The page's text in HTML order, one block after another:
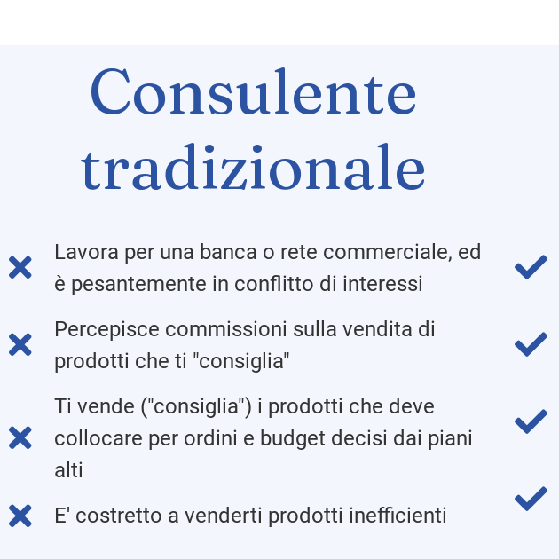
Consulente
tradizionale
Lavora per una banca o rete commerciale, ed
è pesantemente in conflitto di interessi
Percepisce commissioni sulla vendita di
prodotti che ti "consiglia"
Ti vende ("consiglia") i prodotti che deve
collocare per ordini e budget decisi dai piani
alti
E' costretto a venderti prodotti inefficienti